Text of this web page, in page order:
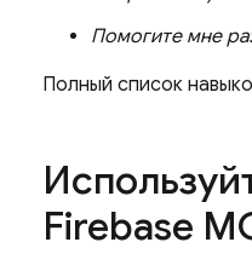
Помогите мне
Полный список
Firebase